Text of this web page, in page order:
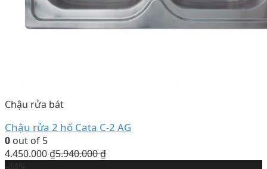
Chậu rửa bát
Chậu rửa 2 hố Cata C-2 AG
0 out of 5
4.450.000 ₫5.940.000₫